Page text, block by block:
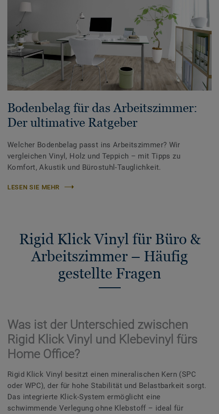
Bodenbelag für das Arbeitszimmer:
Der ultimative Ratgeber
Welcher Bodenbelag passt ins Arbeitszimmer? Wir
vergleichen Vinyl, Holz und Teppich – mit Tipps zu
Komfort, Akustik und Bürostuhl-Tauglichkeit.
LESEN SIE MEHR
Rigid Klick Vinyl für Büro &
Arbeitszimmer – Häufig
gestellte Fragen
Was ist der Unterschied zwischen
Rigid Klick Vinyl und Klebevinyl fürs
Home Office?
Rigid Klick Vinyl besitzt einen mineralischen Kern (SPC
oder WPC), der für hohe Stabilität und Belastbarkeit sorgt.
Das integrierte Klick-System ermöglicht eine
schwimmende Verlegung ohne Klebstoff – ideal für